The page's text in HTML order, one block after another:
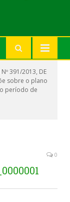
Nº 391/2013, DE
sobre o plano
período de
0